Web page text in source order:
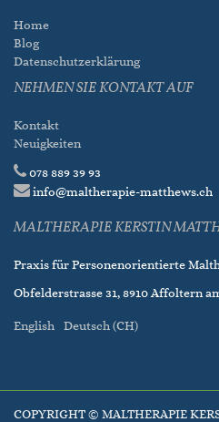
Home
Blog
Datenschutzerklärung
NEHMEN SIE KONTAKT AUF
Kontakt
Neuigkeiten
078 889 39 93
info@maltherapie-matthews.ch
MALTHERAPIE KERSTIN
Praxis für Personenorientierte
Obfelderstrasse 31, 8910 Affoltern
English Deutsch (CH)
COPYRIGHT © MALTHERAPIE